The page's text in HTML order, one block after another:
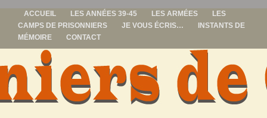
ACCUEIL LES ANNÉES 39-45 LES ARMÉES
LES
CAMPS DE PRISONNIERS
JE VOUS ÉCRIS…
INSTANTS DE
MÉMOIRE
CONTACT
prisonniers de